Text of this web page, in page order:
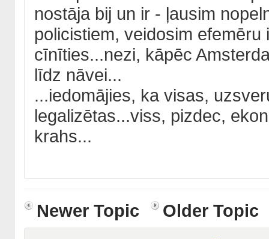
nostāja bij un ir - ļausim
policistiem, veidosim
cīnīties...nezi, kāpēc
līdz nāvei...
...iedomājies, ka visas,
legalizētas...viss, pizdec,
krahs...
Newer Topic
Older Topic